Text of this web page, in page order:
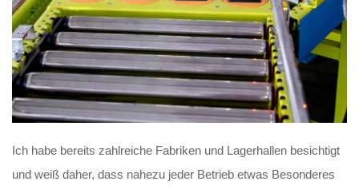
Ich habe bereits zahlreiche Fabriken und Lagerhallen besichtigt
und weiß daher, dass nahezu jeder Betrieb etwas Besonderes